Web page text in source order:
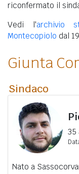
riconfermato il
Vedi l'archivio
Montecopiolo dal
Giunta
Sindaco
35
Nato a